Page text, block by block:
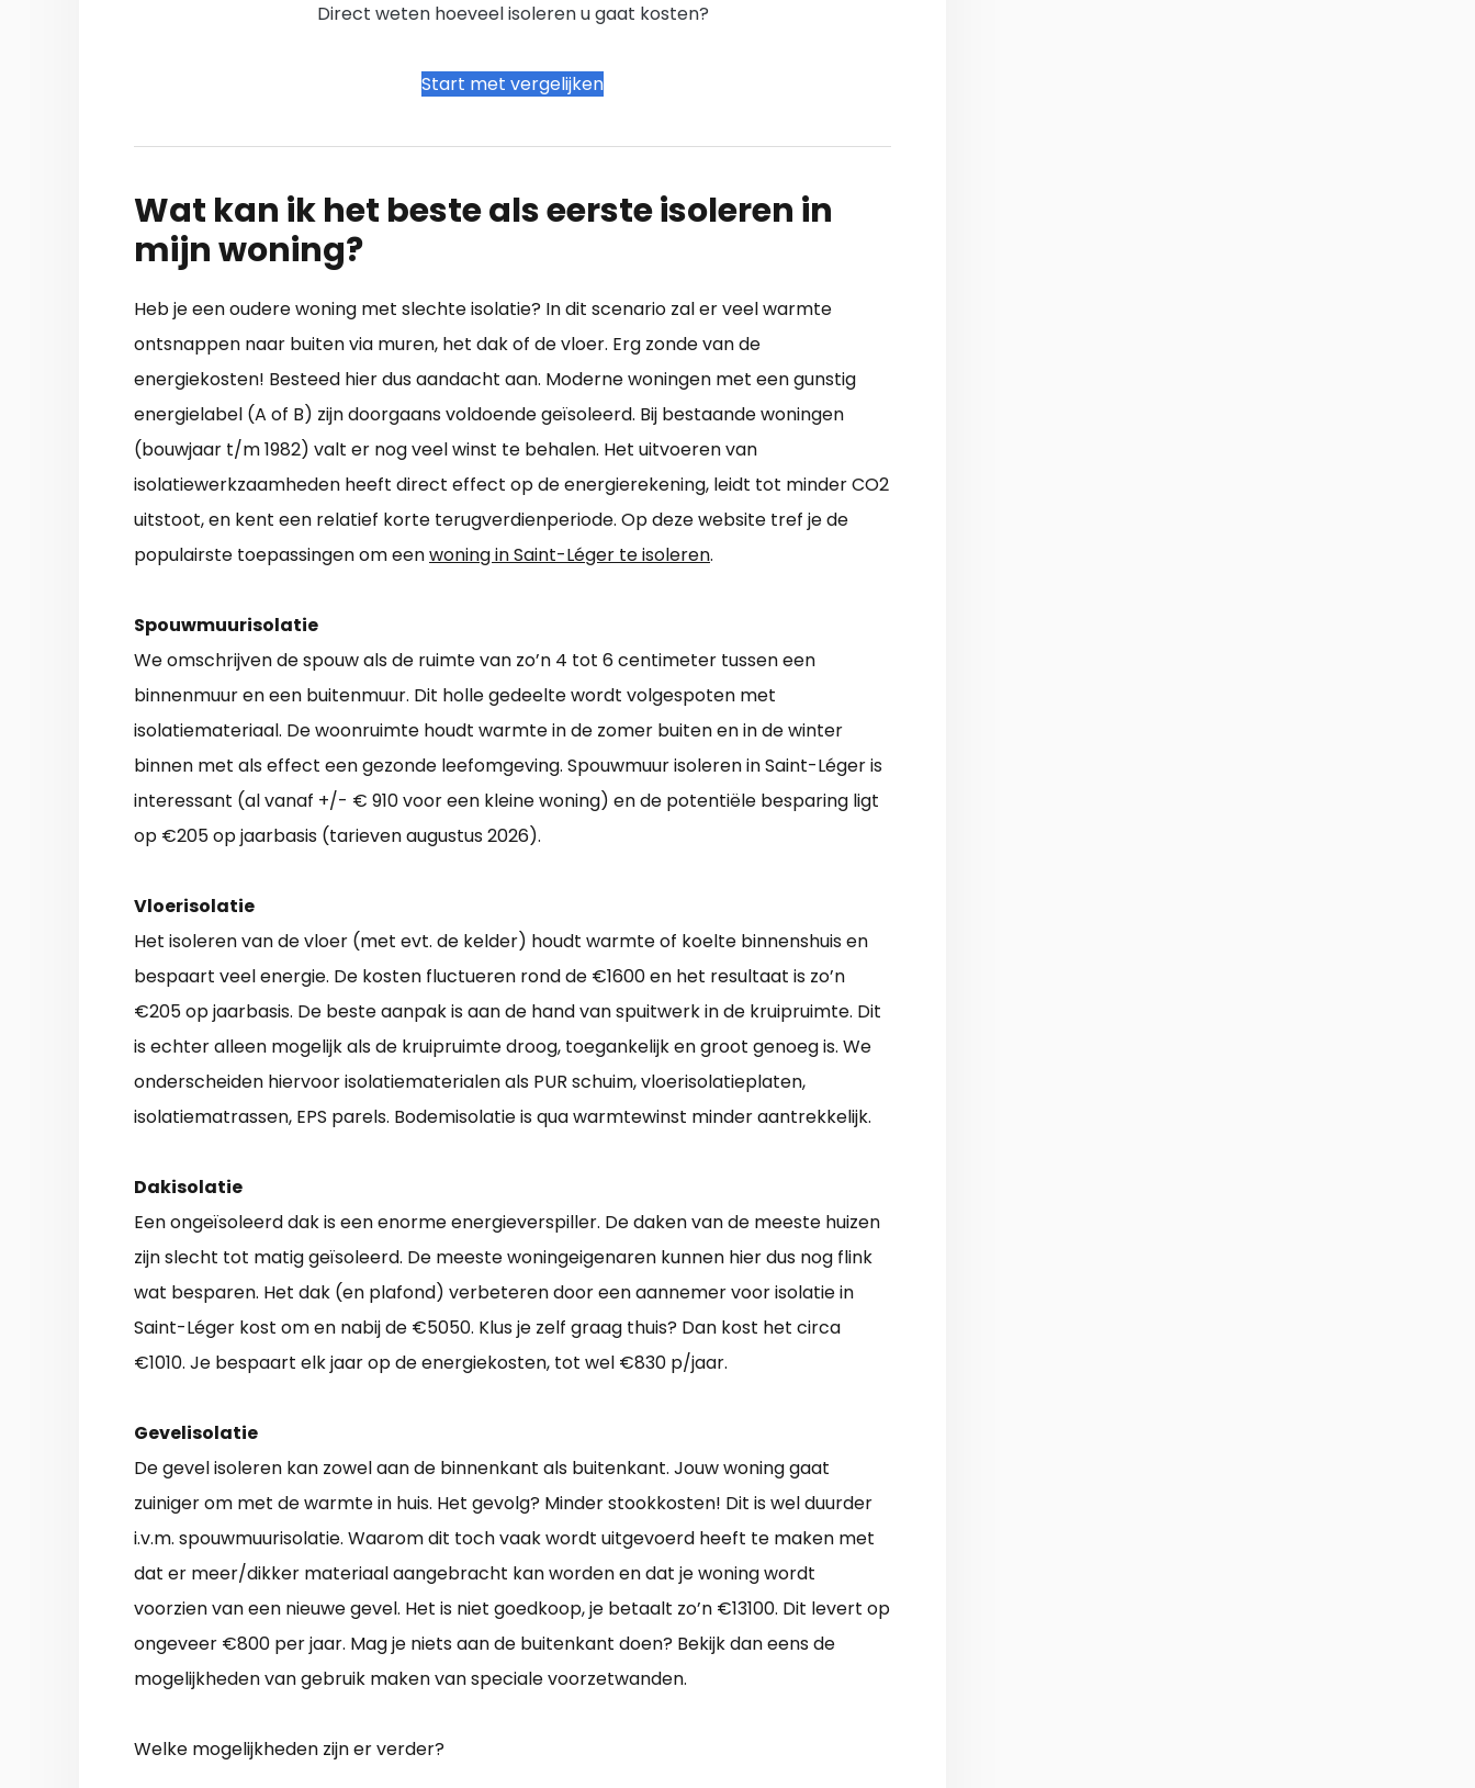
Direct weten hoeveel isoleren u gaat kosten?
Start met vergelijken
Wat kan ik het beste als eerste isoleren in
mijn woning?
Heb je een oudere woning met slechte isolatie? In dit scenario zal er veel warmte
ontsnappen naar buiten via muren, het dak of de vloer. Erg zonde van de
energiekosten! Besteed hier dus aandacht aan. Moderne woningen met een gunstig
energielabel (A of B) zijn doorgaans voldoende geïsoleerd. Bij bestaande woningen
(bouwjaar t/m 1982) valt er nog veel winst te behalen. Het uitvoeren van
isolatiewerkzaamheden heeft direct effect op de energierekening, leidt tot minder CO2
uitstoot, en kent een relatief korte terugverdienperiode. Op deze website tref je de
populairste toepassingen om eenwoning in Saint-Léger te isoleren.
Spouwmuurisolatie
We omschrijven de spouw als de ruimte van zo’n 4 tot 6 centimeter tussen een
binnenmuur en een buitenmuur. Dit holle gedeelte wordt volgespoten met
isolatiemateriaal. De woonruimte houdt warmte in de zomer buiten en in de winter
binnen met als effect een gezonde leefomgeving. Spouwmuur isoleren in Saint-Léger is
interessant (al vanaf +/- € 910 voor een kleine woning) en de potentiële besparing ligt
op €205 op jaarbasis (tarieven augustus 2026).
Vloerisolatie
Het isoleren van de vloer (met evt. de kelder) houdt warmte of koelte binnenshuis en
bespaart veel energie. De kosten fluctueren rond de €1600 en het resultaat is zo’n
€205 op jaarbasis. De beste aanpak is aan de hand van spuitwerk in de kruipruimte. Dit
is echter alleen mogelijk als de kruipruimte droog, toegankelijk en groot genoeg is. We
onderscheiden hiervoor isolatiematerialen als PUR schuim, vloerisolatieplaten,
isolatiematrassen, EPS parels. Bodemisolatie is qua warmtewinst minder aantrekkelijk.
Dakisolatie
Een ongeïsoleerd dak is een enorme energieverspiller. De daken van de meeste huizen
zijn slecht tot matig geïsoleerd. De meeste woningeigenaren kunnen hier dus nog flink
wat besparen. Het dak (en plafond) verbeteren door een aannemer voor isolatie in
Saint-Léger kost om en nabij de €5050. Klus je zelf graag thuis? Dan kost het circa
€1010. Je bespaart elk jaar op de energiekosten, tot wel €830 p/jaar.
Gevelisolatie
De gevel isoleren kan zowel aan de binnenkant als buitenkant. Jouw woning gaat
zuiniger om met de warmte in huis. Het gevolg? Minder stookkosten! Dit is wel duurder
i.v.m. spouwmuurisolatie. Waarom dit toch vaak wordt uitgevoerd heeft te maken met
dat er meer/dikker materiaal aangebracht kan worden en dat je woning wordt
voorzien van een nieuwe gevel. Het is niet goedkoop, je betaalt zo’n €13100. Dit levert op
ongeveer €800 per jaar. Mag je niets aan de buitenkant doen? Bekijk dan eens de
mogelijkheden van gebruik maken van speciale voorzetwanden.
Welke mogelijkheden zijn er verder?